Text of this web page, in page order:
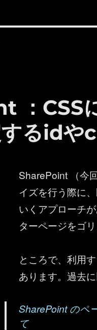
：CSS
るidや
SharePoint （今
イズを行う際に
いくアプローチ
ターページをゴ
ところで、利用
あります。過去
SharePoint のペ
て